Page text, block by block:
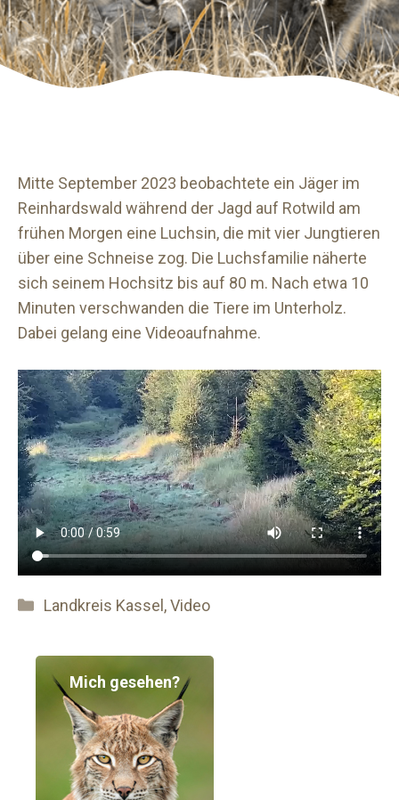
Mitte September 2023 beobachtete ein Jäger im
Reinhardswald während der Jagd auf Rotwild am
frühen Morgen eine Luchsin, die mit vier Jungtieren
über eine Schneise zog. Die Luchsfamilie näherte
sich seinem Hochsitz bis auf 80 m. Nach etwa 10
Minuten verschwanden die Tiere im Unterholz.
Dabei gelang eine Videoaufnahme.
Kategorien
Landkreis Kassel ,Video
Mich gesehen?